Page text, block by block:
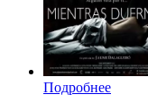
Подробнее